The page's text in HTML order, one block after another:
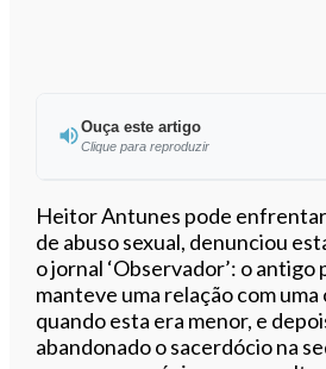
Ouça este artigo
Clique para reproduzir
Ouvir este
Heitor Antunes pode
de abuso sexual, denunciou
o jornal ‘Observador’: o antigo
manteve uma relação com
quando esta era menor, e
abandonado o sacerdócio na